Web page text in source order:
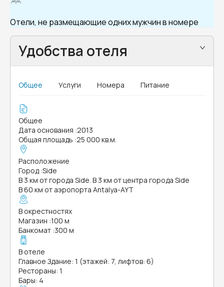
Отели, не размещающие одних мужчин в номере
Удобства отеля
Общее Услуги Номера Питание
Общее
Дата основания :2013
Общая площадь :25 000 кв.м.
Расположение
Город :Side
В 3 км от города Side. В 3 км от центра города Side
В 60 км от аэропорта Antalya-AYT
В окрестностях
Магазин :100 м
Банкомат :300 м
В отеле
Главное Здание: 1 (этажей: 7, лифтов: 6)
Рестораны: 1
Бары: 4